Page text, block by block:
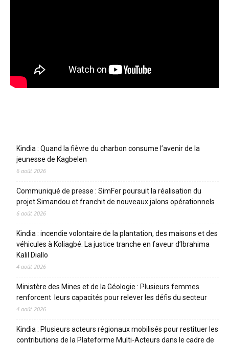
Kindia : Quand la fièvre du charbon consume l’avenir de la
jeunesse de Kagbelen
6 août 2026
Communiqué de presse : SimFer poursuit la réalisation du
projet Simandou et franchit de nouveaux jalons opérationnels
6 août 2026
Kindia : incendie volontaire de la plantation, des maisons et des
véhicules à Koliagbé. La justice tranche en faveur d’Ibrahima
Kalil Diallo
4 août 2026
Ministère des Mines et de la Géologie : Plusieurs femmes
renforcent leurs capacités pour relever les défis du secteur
4 août 2026
Kindia : Plusieurs acteurs régionaux mobilisés pour restituer les
contributions de la Plateforme Multi-Acteurs dans le cadre de